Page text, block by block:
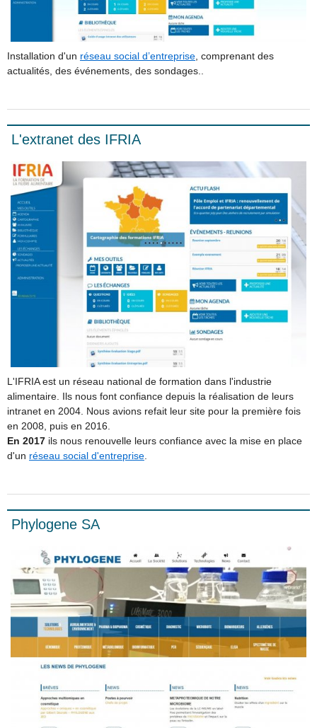
Installation d'un réseau social d’entreprise , comprenant des
actualités, des événements, des sondages..
L'extranet des IFRIA
L'IFRIA est un réseau national de formation dans l'industrie
alimentaire. Ils nous font confiance depuis la réalisation de leurs
intranet en 2004. Nous avions refait leur site pour la première fois
en 2008, puis en 2016.
En 2017 ils nous renouvelle leurs confiance avec la mise en place
d'un réseau social d'entreprise.
Phylogene SA